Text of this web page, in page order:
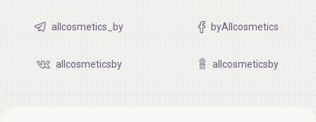
allcosmetics_by byAllcosmetics
allcosmeticsby allcosmeticsby